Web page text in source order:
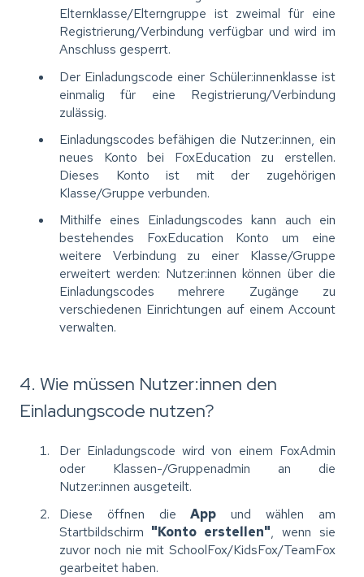
Elternklasse/Elterngruppe ist zweimal für eine
Registrierung/Verbindung verfügbar und wird im
Anschluss gesperrt.
Der Einladungscode einer Schüler:innenklasse ist
einmalig für eine Registrierung/Verbindung
zulässig.
Einladungscodes befähigen die Nutzer:innen, ein
neues Konto bei FoxEducation zu erstellen.
Dieses Konto ist mit der zugehörigen
Klasse/Gruppe verbunden.
Mithilfe eines Einladungscodes kann auch ein
bestehendes FoxEducation Konto um eine
weitere Verbindung zu einer Klasse/Gruppe
erweitert werden: Nutzer:innen können über die
Einladungscodes mehrere Zugänge zu
verschiedenen Einrichtungen auf einem Account
verwalten.
4. Wie müssen Nutzer:innen den
Einladungscode nutzen?
Der Einladungscode wird von einem FoxAdmin
oder Klassen-/Gruppenadmin an die
Nutzer:innen ausgeteilt.
Diese öffnen dieApp und wählen am
Startbildschirm "Konto erstellen", wenn sie
zuvor noch nie mit SchoolFox/KidsFox/TeamFox
gearbeitet haben.